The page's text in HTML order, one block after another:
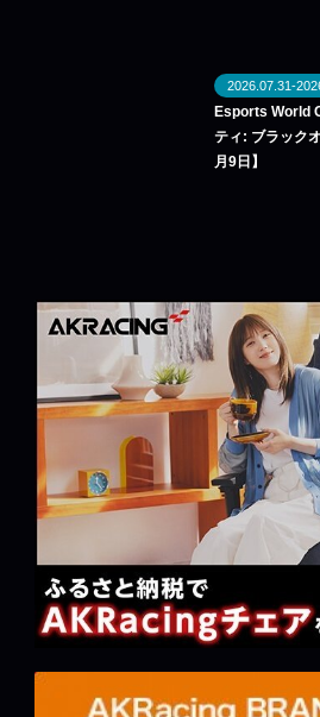
2026.07.31-
Esports World
ティ: ブラック
月9日】